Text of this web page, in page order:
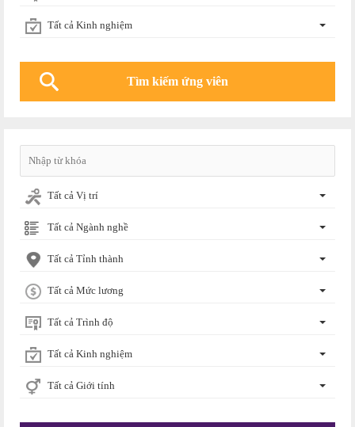
Tất cả Kinh nghiệm
Tất cả Vị trí
Tất cả Ngành nghề
Tất cả Tỉnh thành
Tất cả Mức lương
Tất cả Trình độ
Tất cả Kinh nghiệm
Tất cả Giới tính